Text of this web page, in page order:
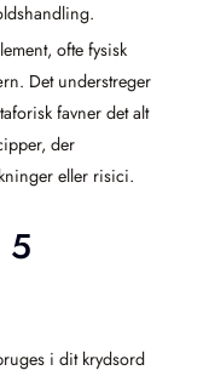
ofte fysisk
Det understreger
favner det alt
der
eller risici.
5
i dit krydsord